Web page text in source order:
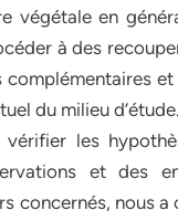
végétale en
à des
complémentaires
du milieu d’étude.
les
et des
concernés, nous